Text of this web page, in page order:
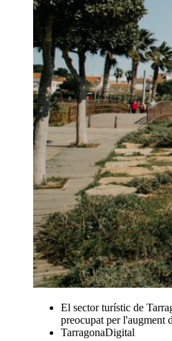
El sector turístic de
preocupat per l'augment
TarragonaDigital